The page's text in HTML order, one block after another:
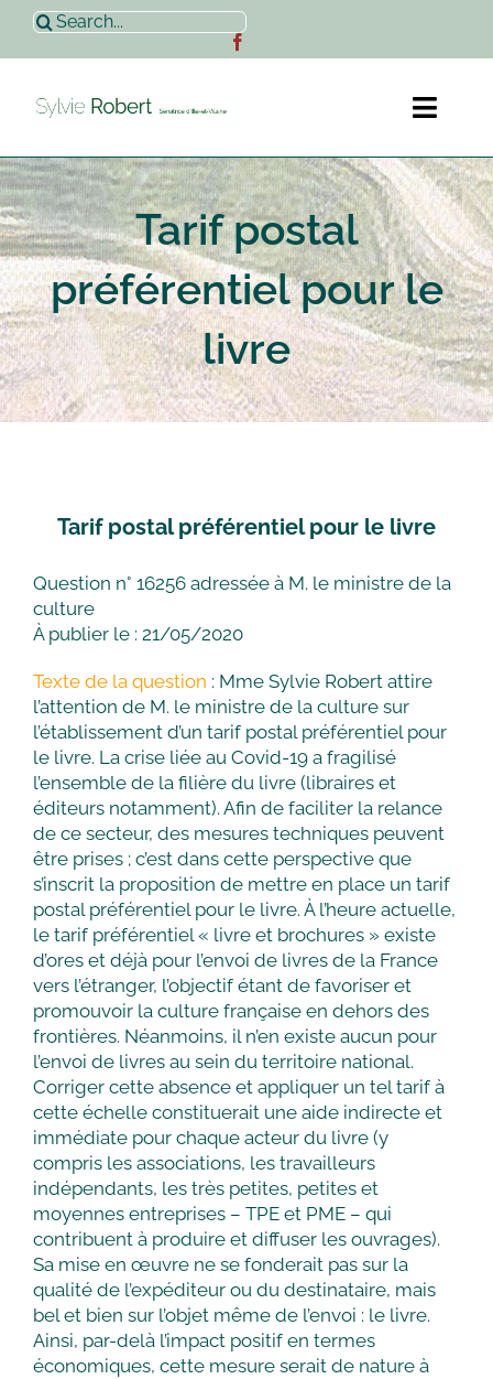
Passer
contenu
Rechercher:
Accueil
Sylvie Robert
Actualités
Contact
Tarif postal
préférentiel pour le
livre
Tarif postal préférentiel pour le livre
Question n° 16256 adressée à M. le ministre de la
culture
À publier le : 21/05/2020
Texte de la question : Mme Sylvie Robert attire
l’attention de M. le ministre de la culture sur
l’établissement d’un tarif postal préférentiel pour
le livre. La crise liée au Covid-19 a fragilisé
l’ensemble de la filière du livre (libraires et
éditeurs notamment). Afin de faciliter la relance
de ce secteur, des mesures techniques peuvent
être prises ; c’est dans cette perspective que
s’inscrit la proposition de mettre en place un tarif
postal préférentiel pour le livre. À l’heure actuelle,
le tarif préférentiel « livre et brochures » existe
d’ores et déjà pour l’envoi de livres de la France
vers l’étranger, l’objectif étant de favoriser et
promouvoir la culture française en dehors des
frontières. Néanmoins, il n’en existe aucun pour
l’envoi de livres au sein du territoire national.
Corriger cette absence et appliquer un tel tarif à
cette échelle constituerait une aide indirecte et
immédiate pour chaque acteur du livre (y
compris les associations, les travailleurs
indépendants, les très petites, petites et
moyennes entreprises – TPE et PME – qui
contribuent à produire et diffuser les ouvrages).
Sa mise en œuvre ne se fonderait pas sur la
qualité de l’expéditeur ou du destinataire, mais
bel et bien sur l’objet même de l’envoi : le livre.
Ainsi, par-delà l’impact positif en termes
économiques, cette mesure serait de nature à